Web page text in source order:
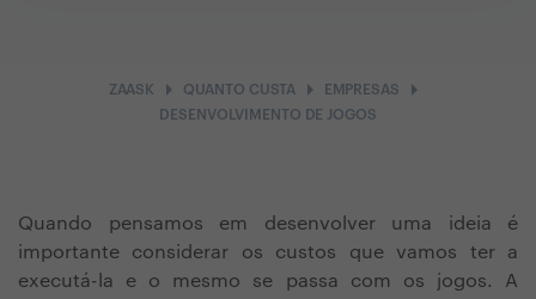
ZAASK arrow_right QUANTO CUSTA arrow_right EMPRESAS arrow_right
DESENVOLVIMENTO DE JOGOS
Quando pensamos em desenvolver uma ideia é
importante considerar os custos que vamos ter a
executá-la e o mesmo se passa com os jogos. A